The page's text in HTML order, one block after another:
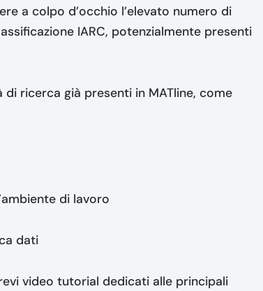
a colpo d’occhio l’elevato numero di
IARC, potenzialmente presenti
ricerca già presenti in MATline, come
di lavoro
dati
video tutorial dedicati alle principali